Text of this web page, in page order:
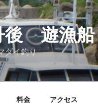
後 遊漁船
ダイ釣り
料金 アクセス